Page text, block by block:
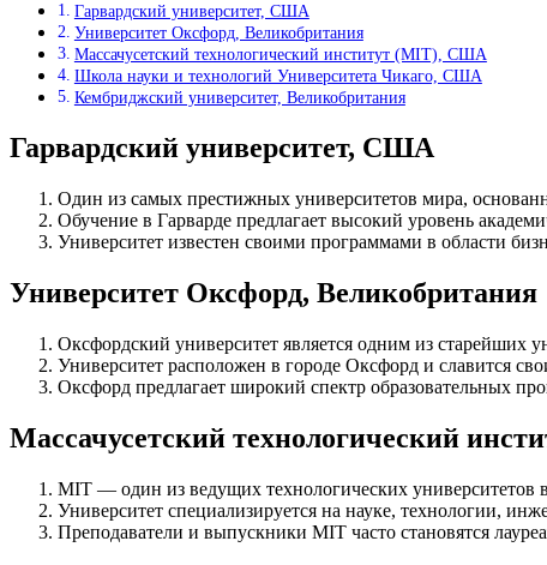
Гарвардский университет, США
Университет Оксфорд, Великобритания
Массачусетский технологический институт (MIT), США
Школа науки и технологий Университета Чикаго, США
Кембриджский университет, Великобритания
Гарвардский университет, США
Один из самых престижных университетов мира,
Обучение в Гарварде предлагает высокий уровень
Университет известен своими программами в области
Университет Оксфорд, Великобритания
Оксфордский университет является одним из старейших
Университет расположен в городе Оксфорд и славится
Оксфорд предлагает широкий спектр образовательных
Массачусетский технологический
MIT — один из ведущих технологических
Университет специализируется на науке, технологии,
Преподаватели и выпускники MIT часто становятся